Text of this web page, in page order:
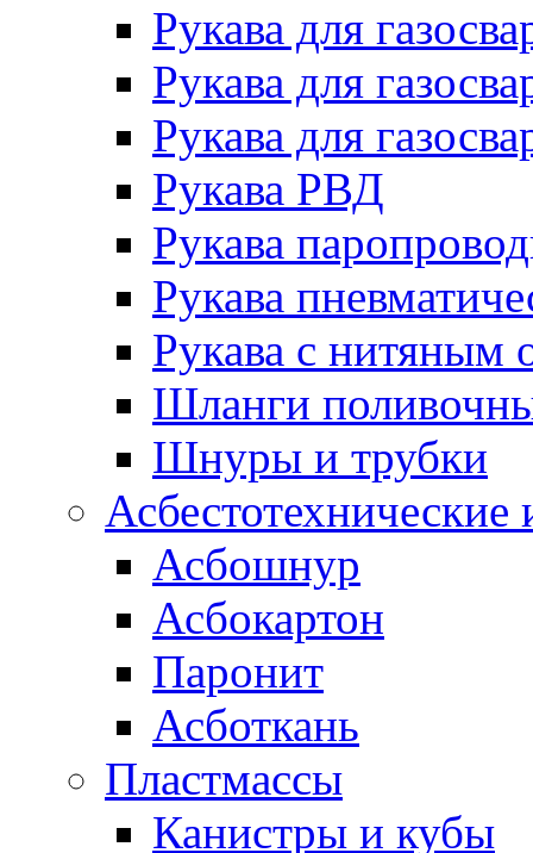
Рукава для
Рукава для
Рукава для
Рукава РВД
Рукава
Рукава
Рукава с нитяным
Шланги
Шнуры и трубки
Асбестотехнические
Асбошнур
Асбокартон
Паронит
Асботкань
Пластмассы
Канистры и кубы